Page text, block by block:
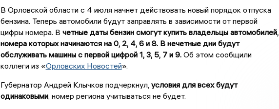
В Орловской области с 4 июля начнет действовать новый порядок отпуска
бензина. Теперь автомобили будут заправлять в зависимости от первой
цифры номера. В четные даты бензин смогут купить владельцы автомобилей,
номера которых начинаются на 0, 2, 4, 6 и 8. В нечетные дни будут
обслуживать машины с первой цифрой 1, 3, 5, 7 и 9.Об этом сообщили
коллеги из «Орловских Новостей».
Губернатор Андрей Клычков подчеркнул, условия для всех будут
одинаковыми, номер региона учитываться не будет.